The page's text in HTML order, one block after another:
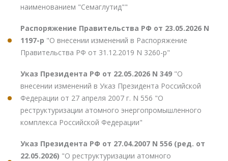
наименованием "Семаглутид""
Распоряжение Правительства РФ от 23.05.2026 N
1197-р "О внесении изменений в Распоряжение
Правительства РФ от 31.12.2019 N 3260-р"
Указ Президента РФ от 22.05.2026 N 349 "О
внесении изменений в Указ Президента Российской
Федерации от 27 апреля 2007 г. N 556 "О
реструктуризации атомного энергопромышленного
комплекса Российской Федерации"
Указ Президента РФ от 27.04.2007 N 556 (ред. от
22.05.2026) "О реструктуризации атомного